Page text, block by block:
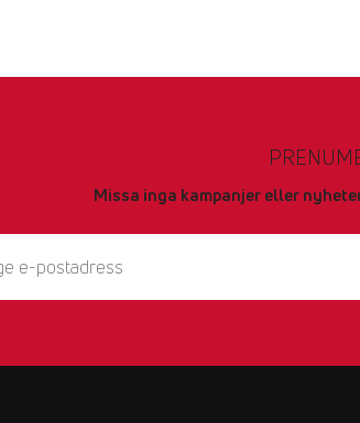
Missa inga kampanjer eller